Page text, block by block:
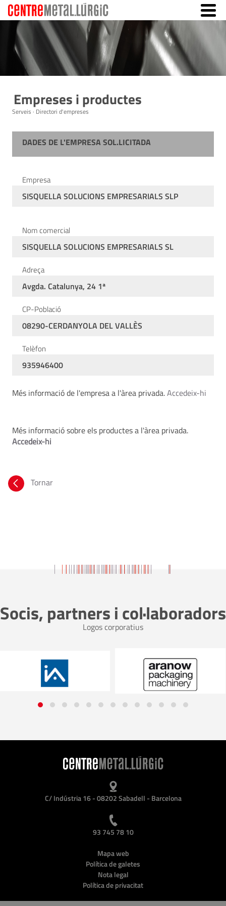
Empreses i productes
Serveis · Directori d'empreses
DADES DE L'EMPRESA SOL.LICITADA
Empresa
SISQUELLA SOLUCIONS EMPRESARIALS SLP
Nom comercial
SISQUELLA SOLUCIONS EMPRESARIALS SL
Adreça
Avgda. Catalunya, 24 1ª
CP-Població
08290-CERDANYOLA DEL VALLÈS
Telèfon
935946400
Més informació de l'empresa a l'àrea privada.Accedeix-hi
Més informació sobre els productes a l'àrea privada.
Accedeix-hi
Tornar
Socis, partners i col·laboradors
Logos corporatius
C/ Indústria 16 - 08202 Sabadell - Barcelona
93 745 78 10
Mapa web
Política de galetes
Nota legal
Política de privacitat